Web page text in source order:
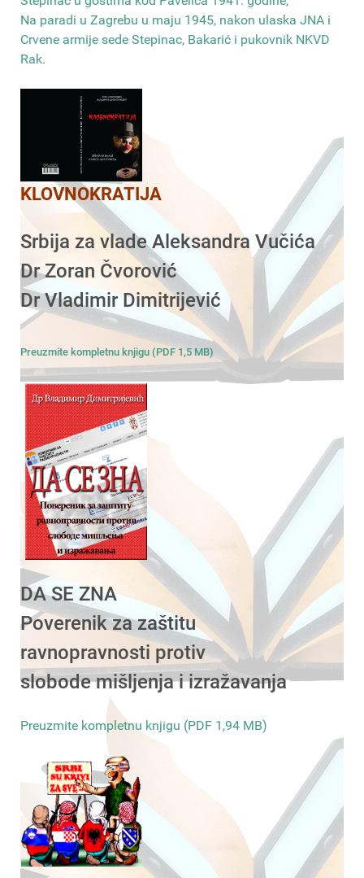
Na paradi u Zagrebu u maju 1945, nakon ulaska JNA i
Crvene armije sede Stepinac, Bakarić i pukovnik NKVD
Rak.
KLOVNOKRATIJA
Srbija za vlade Aleksandra Vučića
Dr Zoran Čvorović
Dr Vladimir Dimitrijević
Preuzmite kompletnu knjigu (PDF 1,5 MB)
DA SE ZNA
Poverenik za zaštitu
ravnopravnosti protiv
slobode mišljenja i izražavanja
Preuzmite kompletnu knjigu (PDF 1,94 MB)